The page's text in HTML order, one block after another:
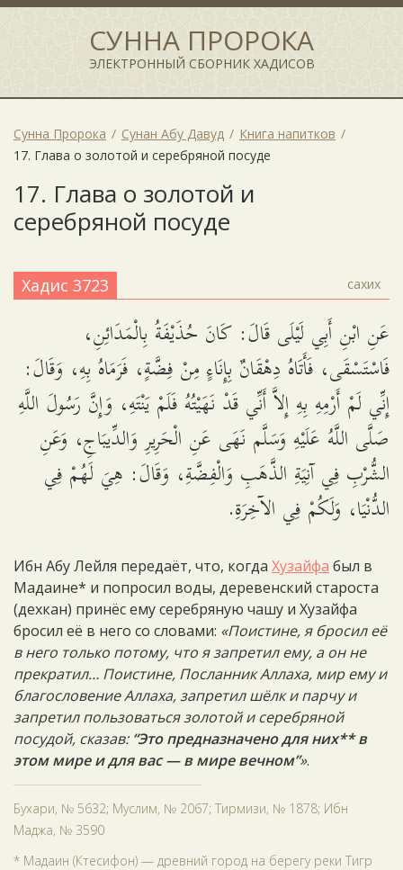
СУННА ПРОРОКА
ЭЛЕКТРОННЫЙ СБОРНИК ХАДИСОВ
Сунна Пророка Сунан Абу Давуд
Книга напитков
17. Глава о золотой и серебряной посуде
17. Глава о золотой и
серебряной посуде
Хадис 3723 сахих
عَنِ ابْنِ أَبِي لَيْلَى قَالَ: كَانَ حُذَيْفَةُ بِالْمَدَائِنِ،
فَاسْتَسْقَى، فَأَتَاهُ دِهْقَانٌ بِإِنَاءٍ مِنْ فِضَّةٍ، فَرَمَاهُ بِهِ، وَقَالَ:
إِنِّي لَمْ أَرْمِهِ بِهِ إِلاَّ أَنِّي قَدْ نَهَيْتُهُ فَلَمْ يَنْتَهِ، وَإِنَّ رَسُولَ اللَّهِ
صَلَّى اللَّهُ عَلَيْهِ وَسَلَّم نَهَى عَنِ الْحَرِيرِ وَالدِّيبَاجِ، وَعَنِ
الشُّرْبِ فِي آنِيَةِ الذَّهَبِ وَالْفِضَّةِ، وَقَالَ: هِيَ لَهُمْ فِي
الدُّنْيَا، وَلَكُمْ فِي الآخِرَةِ.
Ибн Абу Лейля передаёт, что, когда Хузайфа был в
Мадаине* и попросил воды, деревенский староста
(дехкан) принёс ему серебряную чашу и Хузайфа
бросил её в него со словами: «Поистине, я бросил её
в него только потому, что я запретил ему, а он не
прекратил… Поистине, Посланник Аллаха, мир ему и
благословение Аллаха, запретил шёлк и парчу и
запретил пользоваться золотой и серебряной
посудой, сказав: “Это предназначено для них** в
этом мире и для вас — в мире вечном”».
Бухари, № 5632; Муслим, № 2067; Тирмизи, № 1878; Ибн
Маджа, № 3590
* Мадаин (Ктесифон) — древний город на берегу реки Тигр